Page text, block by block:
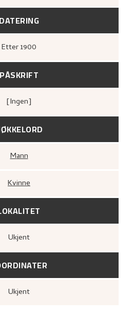
DATERING
Etter1900
PÅSKRIFT
[ingen]
Mann
Kvinne
Ukjent
Ukjent